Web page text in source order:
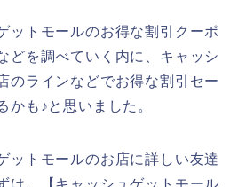
ットモールのお得な割引クーポ
どを調べていく内に、キャッシ
のラインなどでお得な割引セー
かも♪と思いました。
ットモールのお店に詳しい友達
は、【キャッシュゲットモール